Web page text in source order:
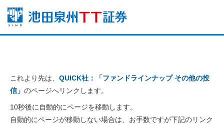
これより先は、 QUICK社：「ファンドラインナップ その他の投
信」 のページへリンクします。
10秒後に自動的にページを移動します。
自動的にページが移動しない場合は、お手数ですが下記のリンク